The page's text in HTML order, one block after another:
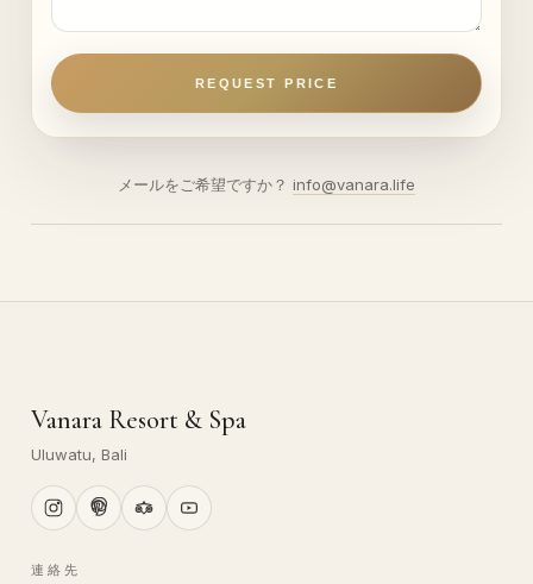
REQUEST PRICE
メールをご希望ですか？ info@vanara.life
Vanara Resort & Spa
Uluwatu, Bali
連絡先